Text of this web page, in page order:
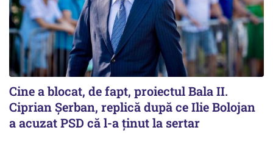
Cine a blocat, de fapt, proiectul Bala II.
Ciprian Șerban, replică după ce Ilie Bolojan
a acuzat PSD că l-a ținut la sertar